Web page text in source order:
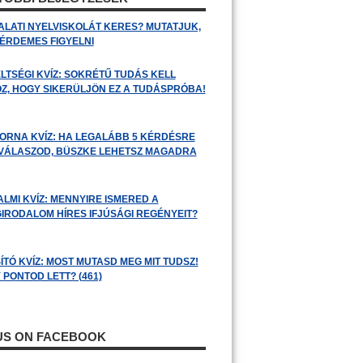
NYELVISKOLÁT KERES? MUTATJUK,
FIGYELNI
KVÍZ: SOKRÉTŰ TUDÁS KELL
HOGY SIKERÜLJÖN EZ A TUDÁSPRÓBA!
KVÍZ: HA LEGALÁBB 5 KÉRDÉSRE
BÜSZKE LEHETSZ MAGADRA
KVÍZ: MENNYIRE ISMERED A
HÍRES IFJÚSÁGI REGÉNYEIT?
KVÍZ: MOST MUTASD MEG MIT TUDSZ!
PONTOD LETT? (461)
ON FACEBOOK